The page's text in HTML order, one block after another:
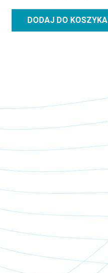
DODAJ DO KOSZYKA